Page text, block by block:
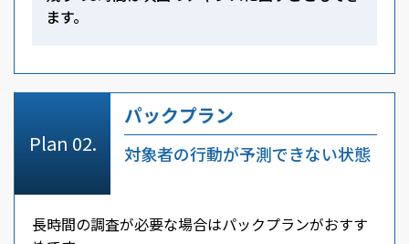
ます。
パックプラン
対象者の行動が予測できない状態
長時間の調査が必要な場合はパックプランがおすす